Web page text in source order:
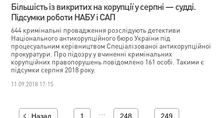
Більшість із викритих на корупції у серпні — судді.
Підсумки роботи НАБУ і САП
644 кримінальні провадження розслідують детективи
Національного антикорупційного бюро України під
процесуальним керівництвом Спеціалізованої антикорупційної
прокуратури. Про підозру у вчиненні кримінальних
корупційних правопорушень повідомлено 161 особі. Такими є
підсумки серпня 2018 року.
11.09.2018 17:15
Назад 1 248 249